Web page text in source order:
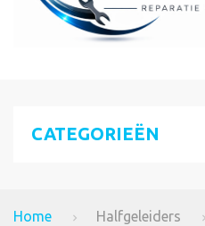
CATEGORIEËN
Home Halfgeleiders